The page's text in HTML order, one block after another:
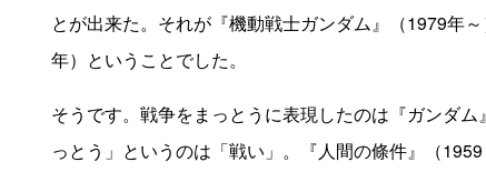
とが出来た。それが『機動戦士ガンダム』（1979年
年）ということでした。
そうです。戦争をまっとうに表現したのは『ガンダ
っとう」というのは「戦い」。『人間の條件』（